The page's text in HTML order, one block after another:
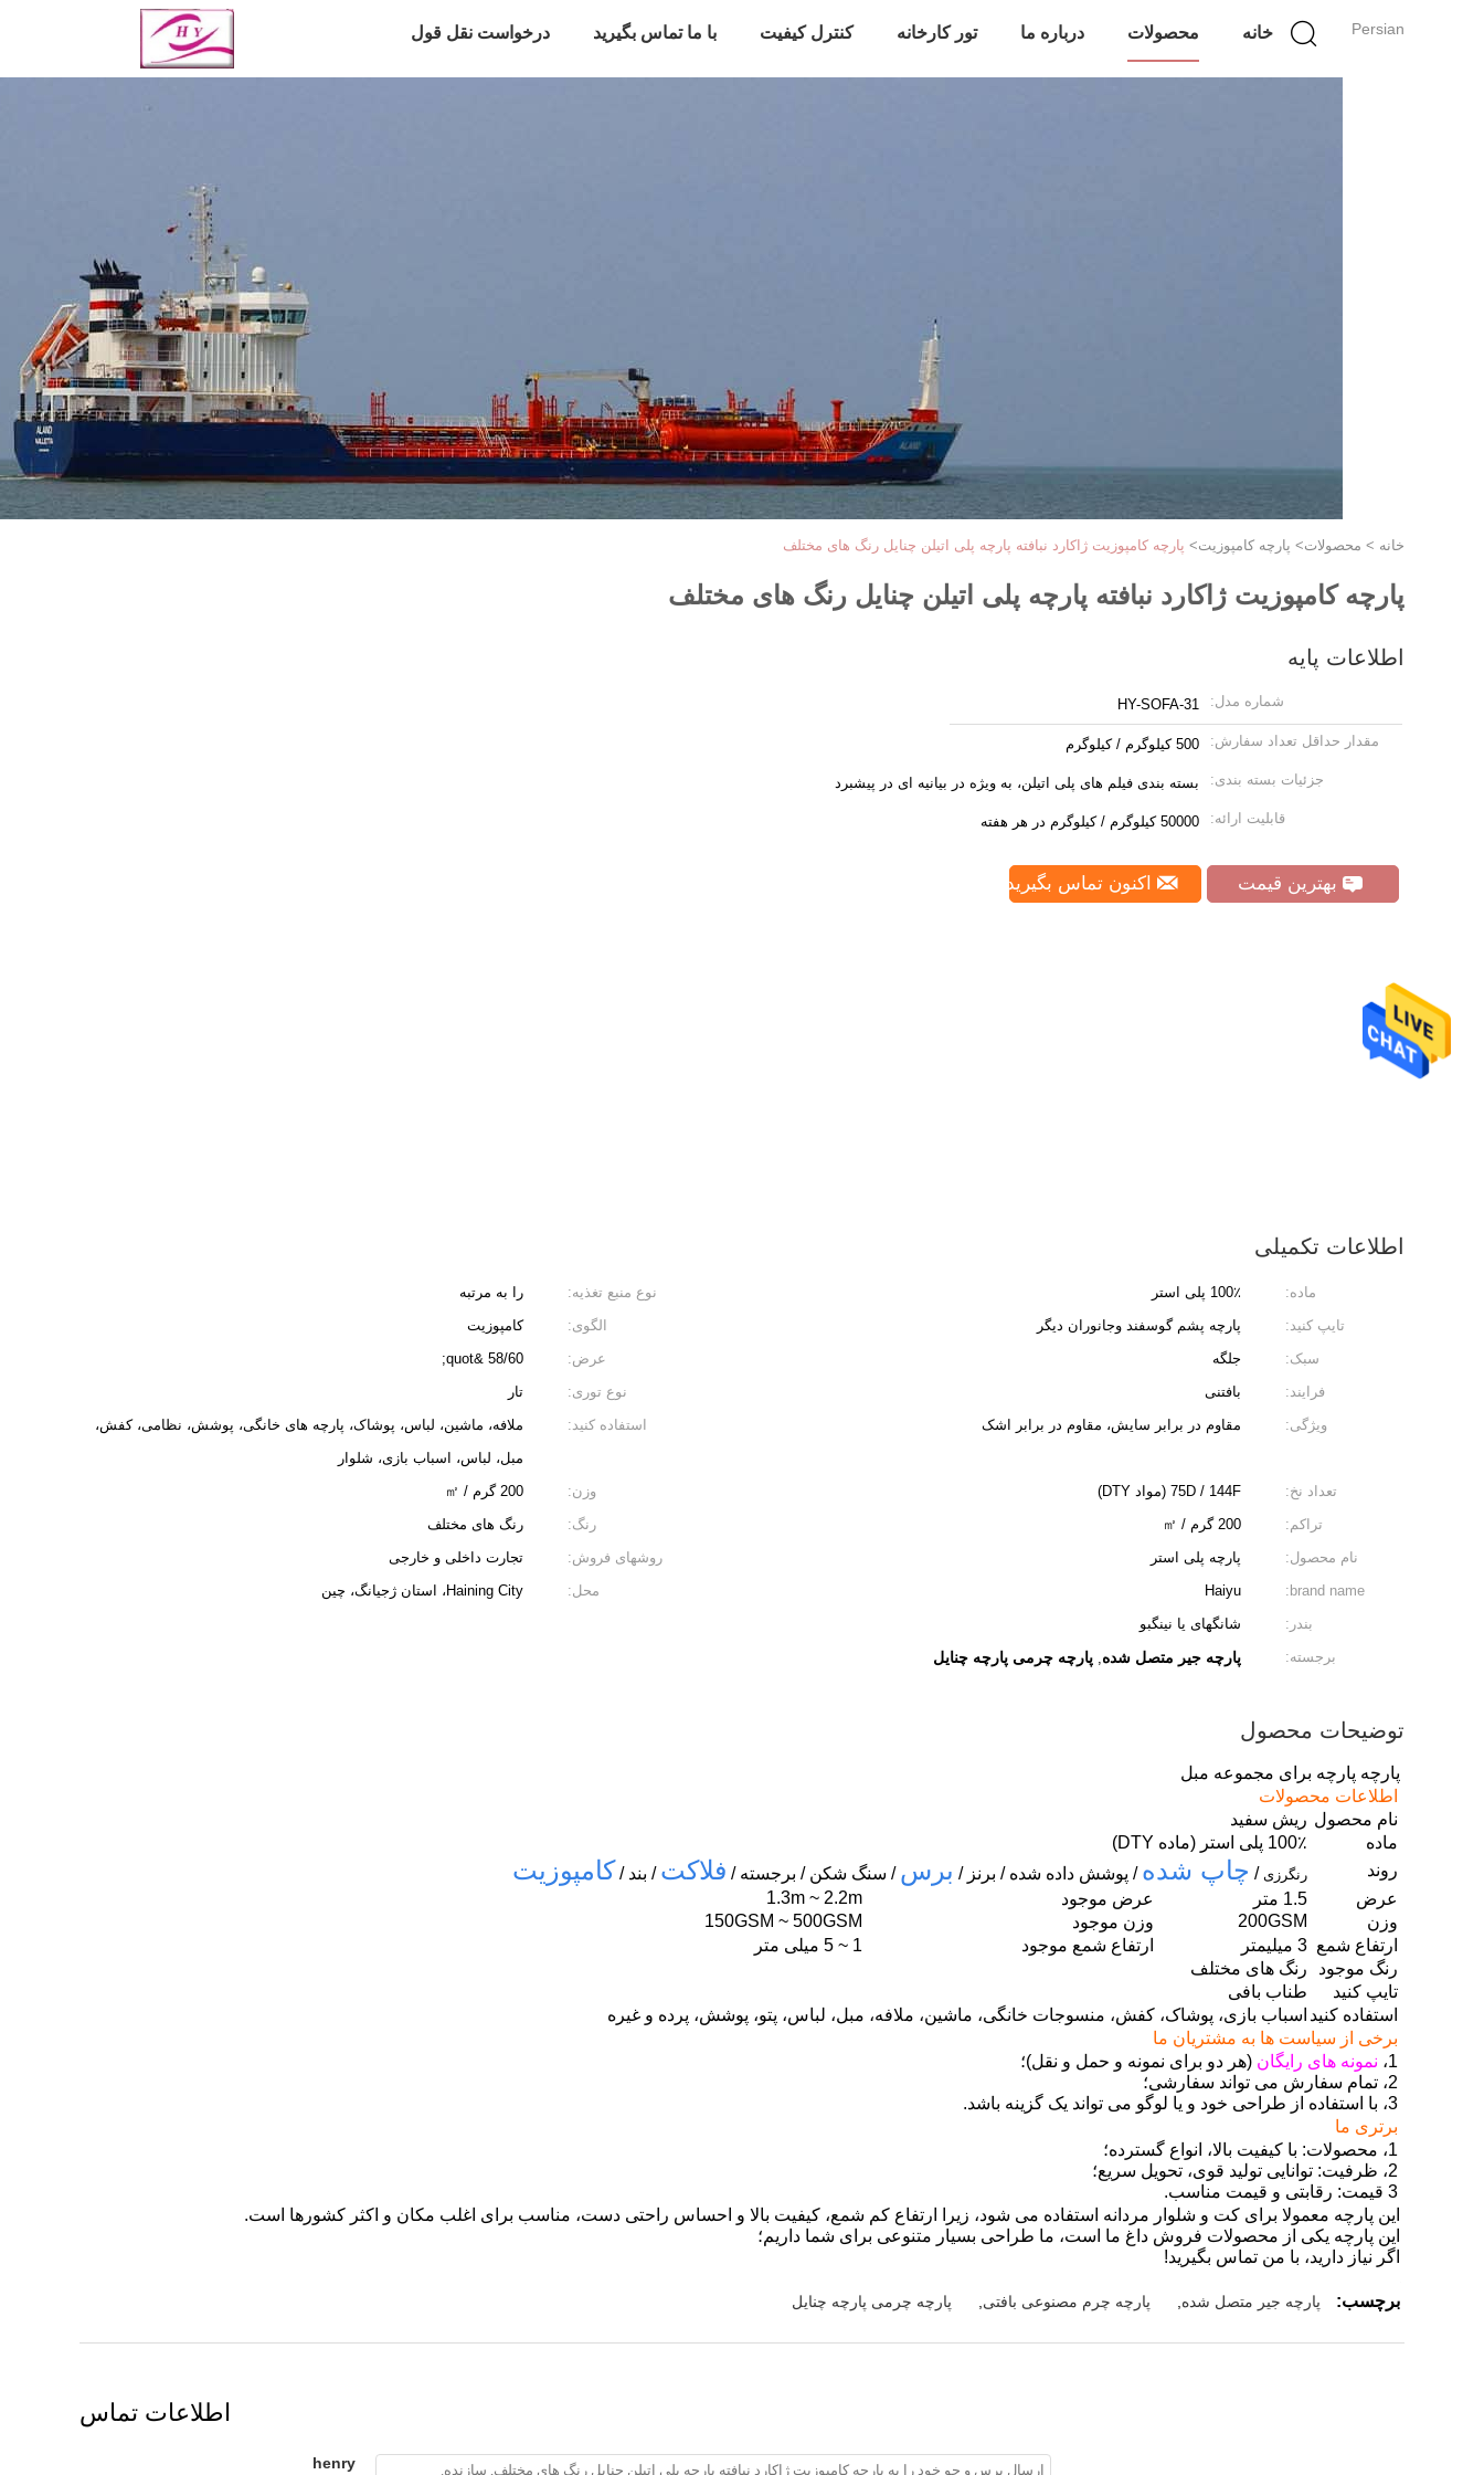
Persian خانه محصولات درباره ما تور کارخانه کنترل کیفیت با ما تماس بگیرید درخواست نقل قول
خانه > محصولات> پارچه کامپوزیت> پارچه کامپوزیت ژاکارد نبافته پارچه پلی اتیلن چنایل رنگ های مختلف
پارچه کامپوزیت ژاکارد نبافته پارچه پلی اتیلن چنایل رنگ های مختلف
اطلاعات پایه
شماره مدل: HY-SOFA-31
مقدار حداقل تعداد سفارش: 500 کیلوگرم / کیلوگرم
جزئیات بسته بندی: بسته بندی فیلم های پلی اتیلن، به ویژه در بیانیه ای در پیشبرد
قابلیت ارائه: 50000 کیلوگرم / کیلوگرم در هر هفته
بهترین قیمت اکنون تماس بگیرید
اطلاعات تکمیلی
ماده: 100٪ پلی استر نوع منبع تغذیه:
را به مرتبه
تایپ کنید:
پارچه پشم گوسفند وجانوران دیگر الگوی:
کامپوزیت
سبک:
جلگه عرض:
58/60 &quot;
فرایند:
بافتنی نوع توری:
تار
ویژگی:
مقاوم در برابر سایش، مقاوم در برابر اشک استفاده کنید:
ملافه، ماشین، لباس، پوشاک، پارچه های خانگی، پوشش، نظامی، کفش،
مبل، لباس، اسباب بازی، شلوار
تعداد نخ:
75D / 144F (مواد DTY) وزن:
200 گرم / ㎡
تراکم:
200 گرم / ㎡ رنگ:
رنگ های مختلف
نام محصول:
پارچه پلی استر روشهای فروش:
تجارت داخلی و خارجی
brand name:
Haiyu محل:
Haining City، استان ژجیانگ، چین
بندر:
شانگهای یا نینگبو
برجسته:
پارچه جیر متصل شده, پارچه چرمی پارچه چنایل
توضیحات محصول
پارچه پارچه برای مجموعه مبل
اطلاعات محصولات
نام محصول ریش سفید
ماده
100٪ پلی استر (ماده DTY)
روند
رنگرزی / چاپ شده / پوشش داده شده / برنز / برس / سنگ شکن / برجسته / فلاکت / بند / کامپوزیت
عرض 1.5 متر عرض موجود
1.3m ~ 2.2m
وزن
200GSM وزن موجود
150GSM ~ 500GSM
ارتفاع شمع 3 میلیمتر ارتفاع شمع موجود
1 ~ 5 میلی متر
رنگ موجود
رنگ های مختلف
تایپ کنید
طناب بافی
استفاده کنید اسباب بازی، پوشاک، کفش، منسوجات خانگی، ماشین، ملافه، مبل، لباس، پتو، پوشش، پرده و غیره
برخی از سیاست ها به مشتریان ما
1،
نمونه های رایگان (هر دو برای نمونه و حمل و نقل)؛
2، تمام سفارش می تواند سفارشی؛
3، با استفاده از طراحی خود و یا لوگو می تواند یک گزینه باشد.
برتری ما
1، محصولات: با کیفیت بالا، انواع گسترده؛
2، ظرفیت: توانایی تولید قوی، تحویل سریع؛
3 قیمت: رقابتی و قیمت مناسب.
این پارچه معمولا برای کت و شلوار مردانه استفاده می شود، زیرا ارتفاع کم شمع، کیفیت بالا و احساس راحتی دست، مناسب برای اغلب مکان و اکثر کشورها است.
این پارچه یکی از محصولات فروش داغ ما است، ما طراحی بسیار متنوعی برای شما داریم؛
اگر نیاز دارید، با من تماس بگیرید!
برچسب: پارچه جیر متصل شده پارچه چرم مصنوعی بافتی پارچه چرمی پارچه چنایل
اطلاعات تماس
henry